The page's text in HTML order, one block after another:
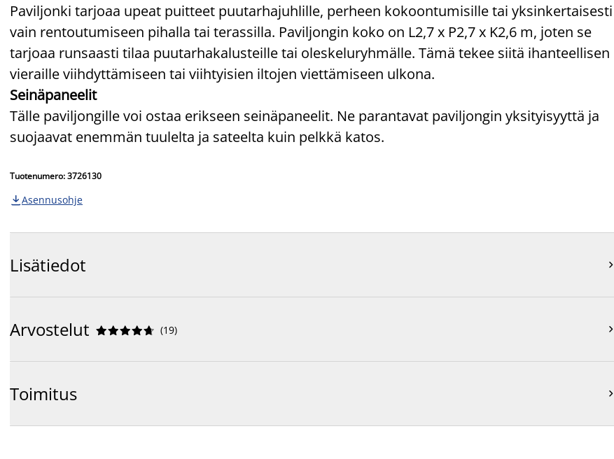
Paviljonki tarjoaa upeat puitteet puutarhajuhlille, perheen kokoontumisille tai yksinkertaisesti
vain rentoutumiseen pihalla tai terassilla. Paviljongin koko on L2,7 x P2,7 x K2,6 m, joten se
tarjoaa runsaasti tilaa puutarhakalusteille tai oleskeluryhmälle. Tämä tekee siitä ihanteellisen
vieraille viihdyttämiseen tai viihtyisien iltojen viettämiseen ulkona.
Seinäpaneelit
Tälle paviljongille voi ostaa erikseen seinäpaneelit. Ne parantavat paviljongin yksityisyyttä ja
suojaavat enemmän tuulelta ja sateelta kuin pelkkä katos.
Tuotenumero: 3726130
 Asennusohje
Lisätiedot 
Arvostelut 




 (19) 
Toimitus 